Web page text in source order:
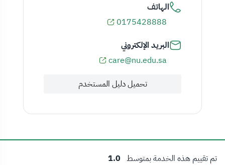
الهاتف
0175428888
البريد الإلكتروني
care@nu.edu.sa
تحميل دليل المستخدم
تم تقييم هذه الخدمة بمتوسط 1.0